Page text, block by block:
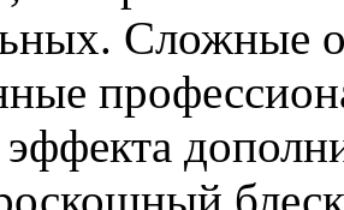
Сложные
эффекта